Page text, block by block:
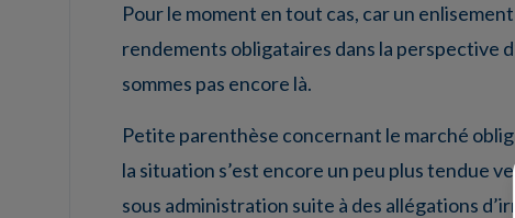
Pour le moment en tout cas, car un
rendements obligataires dans la perspective
sommes pas encore là.
Petite parenthèse concernant le marché
la situation s’est encore un peu plus tendue
sous administration suite à des allégations